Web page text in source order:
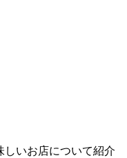
しいお店について紹介